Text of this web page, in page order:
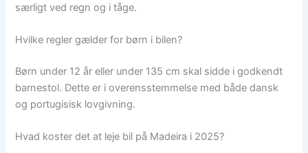
særligt ved regn og i tåge.
Hvilke regler gælder for børn i bilen?
Børn under 12 år eller under 135 cm skal sidde i godkendt
barnestol. Dette er i overensstemmelse med både dansk
og portugisisk lovgivning.
Hvad koster det at leje bil på Madeira i 2025?